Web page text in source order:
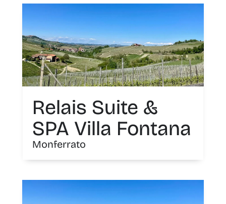
Relais Suite &
SPA Villa Fontana
Monferrato